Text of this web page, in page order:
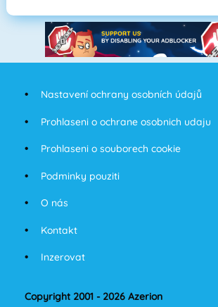
Nastavení ochrany osobních údajů
Prohlaseni o ochrane osobnich udaju
Prohlaseni o souborech cookie
Podminky pouziti
O nás
Kontakt
Inzerovat
Copyright 2001 - 2026 Azerion